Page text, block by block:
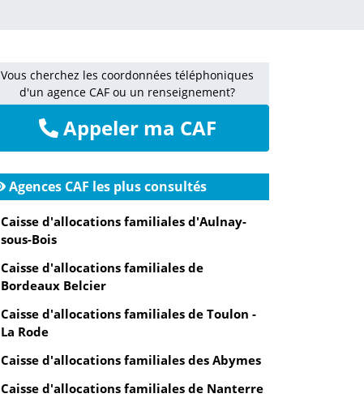
Vous cherchez les coordonnées téléphoniques
d'un agence CAF ou un renseignement?
Appeler ma CAF
Agences CAF les plus consultés
Caisse d'allocations familiales d'Aulnay-
sous-Bois
Caisse d'allocations familiales de
Bordeaux Belcier
Caisse d'allocations familiales de Toulon -
La Rode
Caisse d'allocations familiales des Abymes
Caisse d'allocations familiales de Nanterre